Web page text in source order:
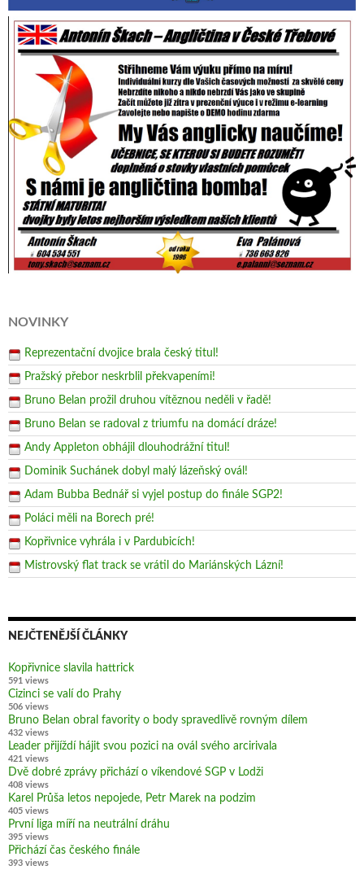
NOVINKY
Reprezentační dvojice brala český titul!
Pražský přebor neskrblil překvapeními!
Bruno Belan prožil druhou vítěznou neděli v řadě!
Bruno Belan se radoval z triumfu na domácí dráze!
Andy Appleton obhájil dlouhodrážní titul!
Dominik Suchánek dobyl malý lázeňský ovál!
Adam Bubba Bednář si vyjel postup do finále SGP2!
Poláci měli na Borech pré!
Kopřivnice vyhrála i v Pardubicích!
Mistrovský flat track se vrátil do Mariánských Lázní!
NEJČTENĚJŠÍ ČLÁNKY
Kopřivnice slavila hattrick
591 views
Cizinci se valí do Prahy
506 views
Bruno Belan obral favority o body spravedlivě rovným dílem
432 views
Leader přijíždí hájit svou pozici na ovál svého arcirivala
421 views
Dvě dobré zprávy přichází o víkendové SGP v Lodži
408 views
Karel Průša letos nepojede, Petr Marek na podzim
405 views
První liga míří na neutrální dráhu
395 views
Přichází čas českého finále
393 views